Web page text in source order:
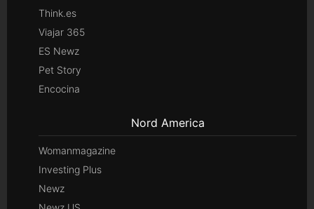
Think.es
Viajar 365
ES Newz
Pet Story
Encocina
Nord America
Womanmagazine
Investing Plus
Newz